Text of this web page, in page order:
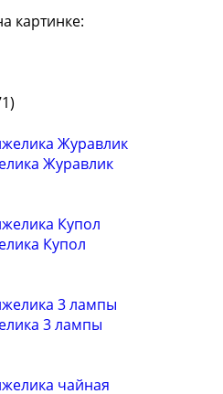
картинке:
Журавлик
Купол
3 лампы